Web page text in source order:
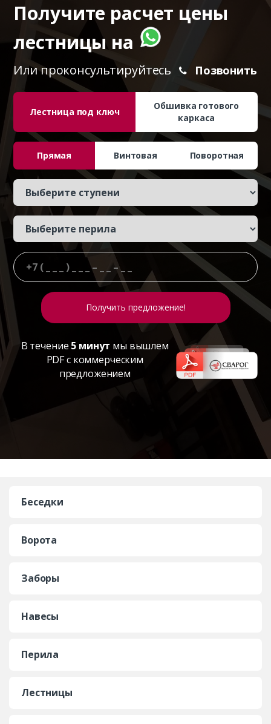
Получите расчет цены
лестницы на
Или проконсультируйтесь Позвонить
Лестница под ключ
Обшивка готового
каркаса
Прямая Винтовая Поворотная
В течение 5 минут мы вышлем
PDF с коммерческим
предложением
Беседки
Ворота
Заборы
Навесы
Перила
Лестницы